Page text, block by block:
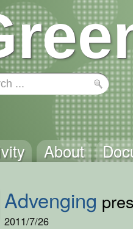
About
Advenging
2011/7/26